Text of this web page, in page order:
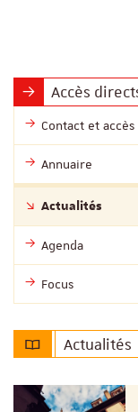
Accès
Contact et accès
Annuaire
Actualités
Agenda
Focus
Actualités